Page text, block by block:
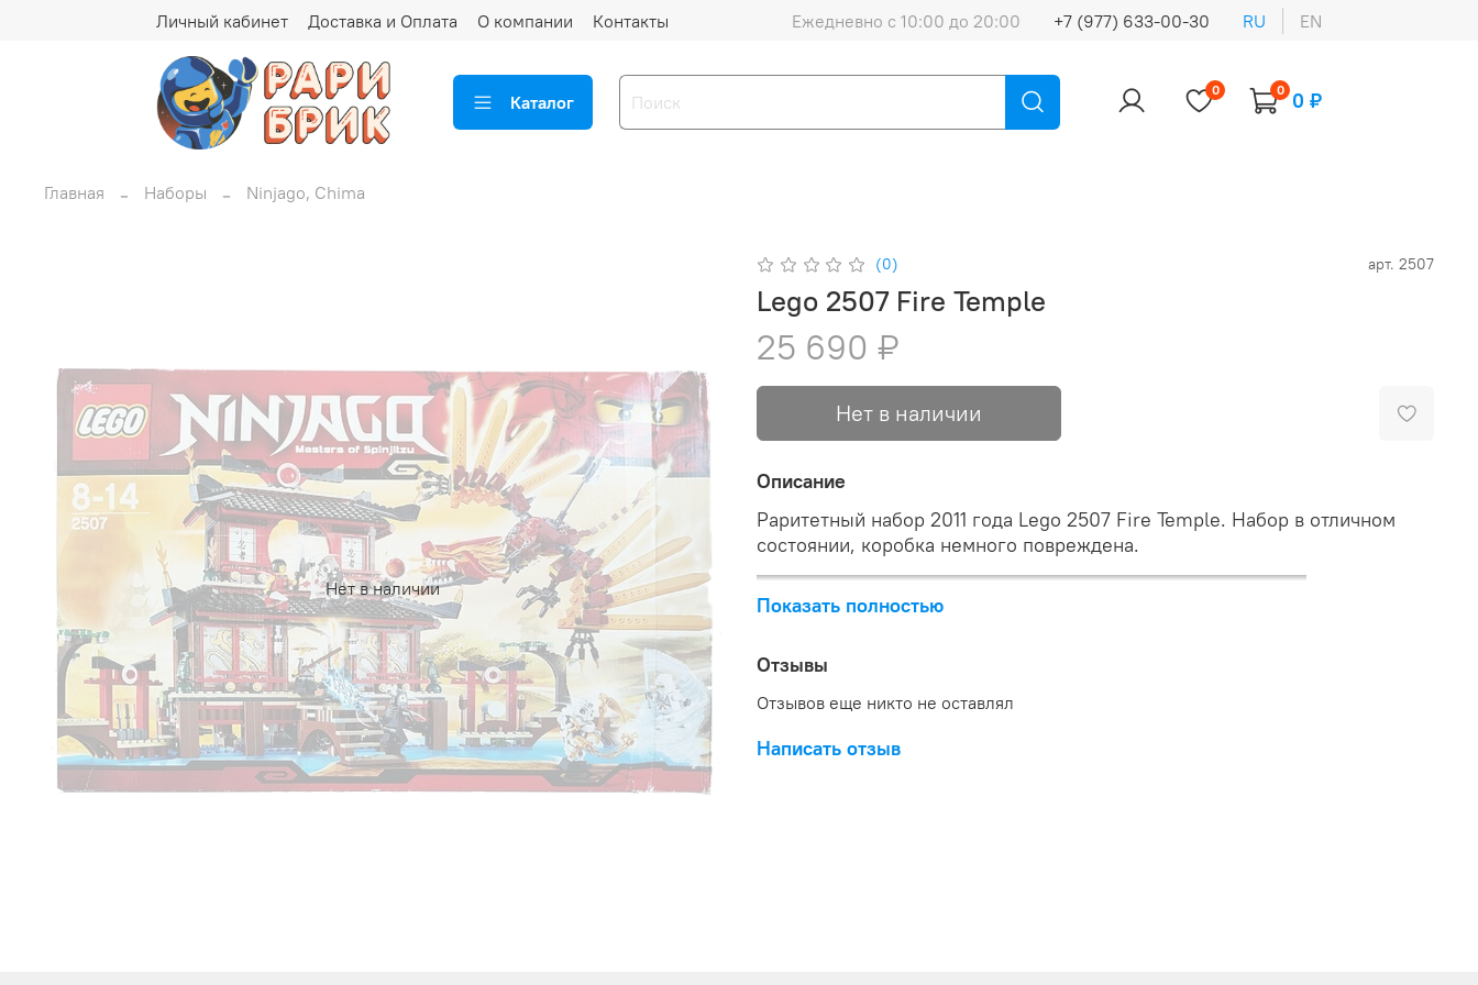
Личный кабинет Доставка и Оплата О компании Контакты Ежедневно с 10:00 до 20:00 +7 (977) 633-00-30 RU EN
Каталог
0 0 0 ₽
Главная Наборы Ninjago, Chima
Нет в наличии
(0) арт. 2507
Lego 2507 Fire Temple
25 690 ₽
Нет в наличии
Описание
Раритетный набор 2011 года Lego 2507 Fire Temple. Набор в отличном
состоянии, коробка немного повреждена.
Показать полностью
Отзывы
Отзывов еще никто не оставлял
Написать отзыв